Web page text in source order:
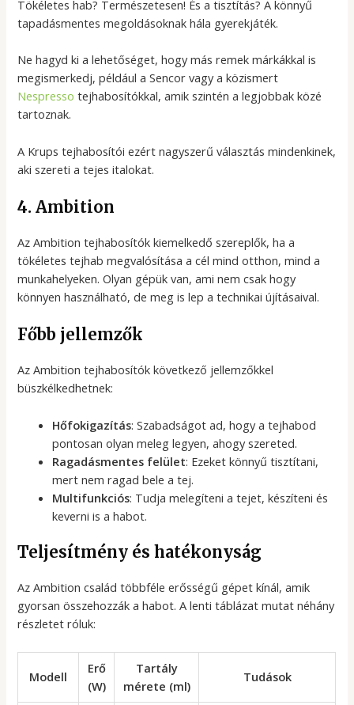
Tökéletes hab? Természetesen! És a tisztítás? A könnyű
tapadásmentes megoldásoknak hála gyerekjáték.
Ne hagyd ki a lehetőséget, hogy más remek márkákkal is
megismerkedj, például a Sencor vagy a közismert
Nespresso tejhabosítókkal, amik szintén a legjobbak közé
tartoznak.
A Krups tejhabosítói ezért nagyszerű választás mindenkinek,
aki szereti a tejes italokat.
4. Ambition
Az Ambition tejhabosítók kiemelkedő szereplők, ha a
tökéletes tejhab megvalósítása a cél mind otthon, mind a
munkahelyeken. Olyan gépük van, ami nem csak hogy
könnyen használható, de meg is lep a technikai újításaival.
Főbb jellemzők
Az Ambition tejhabosítók következő jellemzőkkel
büszkélkedhetnek:
Hőfokigazítás: Szabadságot ad, hogy a tejhabod
pontosan olyan meleg legyen, ahogy szereted.
Ragadásmentes felület: Ezeket könnyű tisztítani,
mert nem ragad bele a tej.
Multifunkciós: Tudja melegíteni a tejet, készíteni és
keverni is a habot.
Teljesítmény és hatékonyság
Az Ambition család többféle erősségű gépet kínál, amik
gyorsan összehozzák a habot. A lenti táblázat mutat néhány
részletet róluk:
Modell
Erő
(W)
Tartály
mérete (ml)
Tudások